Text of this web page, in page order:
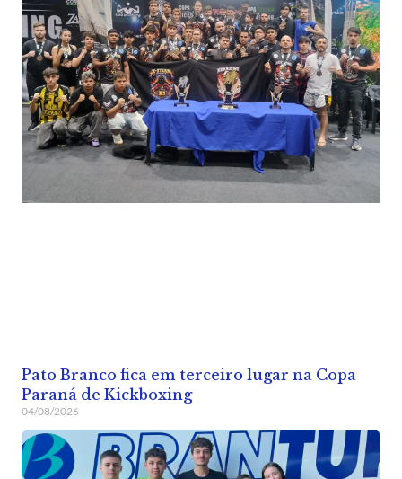
Pato Branco fica em terceiro lugar na Copa
Paraná de Kickboxing
04/08/2026